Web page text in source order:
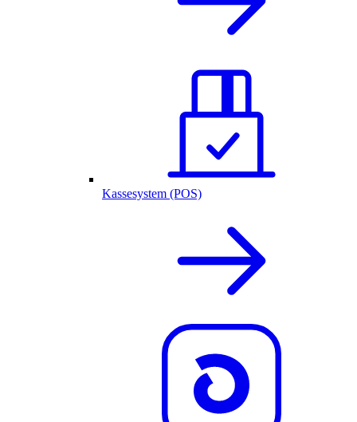
Kassesystem (POS)